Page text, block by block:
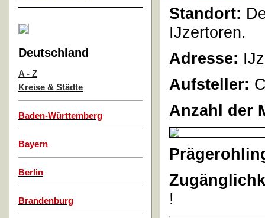
Deutschland
A - Z
Kreise & Städte
Baden-Württemberg
Bayern
Berlin
Brandenburg
Standort:
IJzertoren.
Adresse:
Aufsteller:
Anzahl der
!